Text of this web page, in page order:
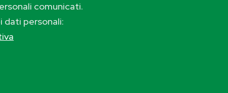
comunicati.
dati personali: